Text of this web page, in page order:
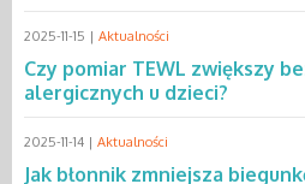
2025-11-15 | Aktualności
Czy pomiar TEWL zwiększy
alergicznych u dzieci?
2025-11-14 | Aktualności
Jak błonnik zmniejsza